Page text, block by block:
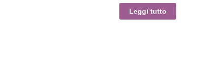
Leggi tutto